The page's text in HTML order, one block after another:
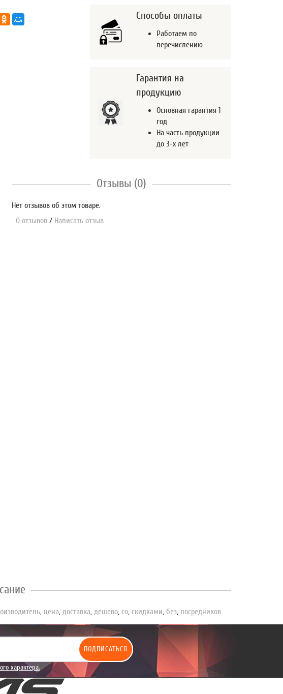
Способы оплаты
Работаем по
перечислению
Гарантия на
продукцию
Основная гарантия 1
год
На часть продукции
до 3-х лет
Отзывы (0)
Нет отзывов об этом товаре.
0 отзывов / Написать отзыв
, цена,доставка,дешево, со, скидками, без, посредников
ПОДПИСАТЬСЯ
характера.